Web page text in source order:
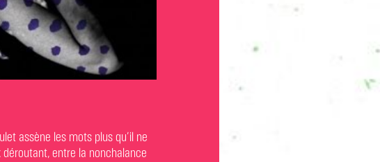
assène les mots plus qu’il ne
déroutant, entre la nonchalance